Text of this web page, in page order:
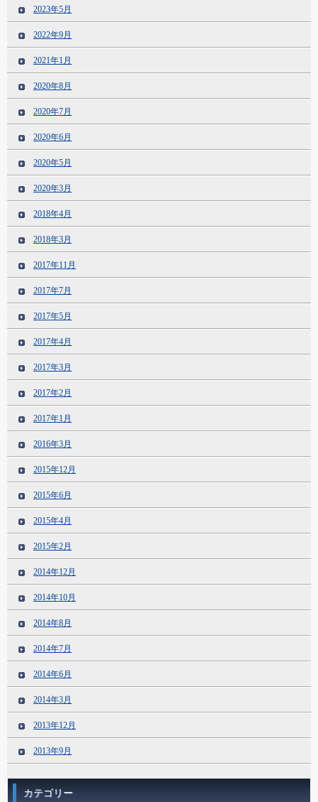
2023年5月
2022年9月
2021年1月
2020年8月
2020年7月
2020年6月
2020年5月
2020年3月
2018年4月
2018年3月
2017年11月
2017年7月
2017年5月
2017年4月
2017年3月
2017年2月
2017年1月
2016年3月
2015年12月
2015年6月
2015年4月
2015年2月
2014年12月
2014年10月
2014年8月
2014年7月
2014年6月
2014年3月
2013年12月
2013年9月
カテゴリー